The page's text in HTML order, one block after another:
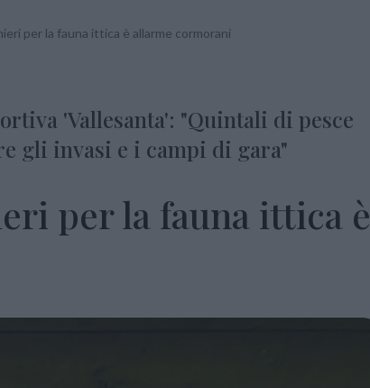
per la fauna ittica è allarme cormorani
'Vallesanta': "Quintali di pesce
gli invasi e i campi di gara"
per la fauna ittica è